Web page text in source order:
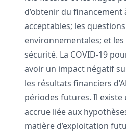
d’obtenir du financement
acceptables; les questions
environnementales; et
sécurité. La COVID-19
avoir un impact négatif
les résultats financiers
périodes futures. Il
accrue liée aux
matière d’exploitation